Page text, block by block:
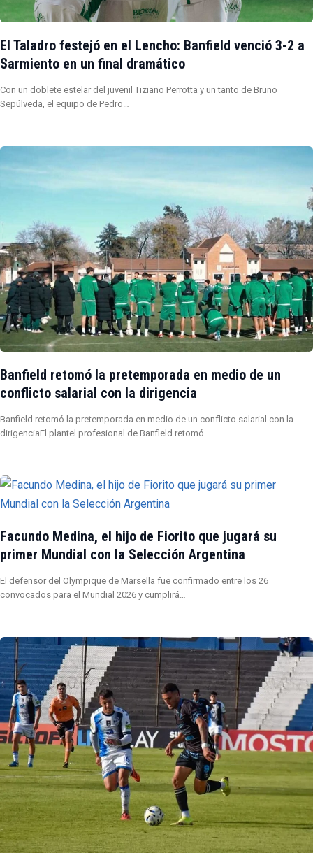
El Taladro festejó en el Lencho: Banfield venció 3-2 a
Sarmiento en un final dramático
Con un doblete estelar del juvenil Tiziano Perrotta y un tanto de Bruno
Sepúlveda, el equipo de Pedro…
Banfield retomó la pretemporada en medio de un
conflicto salarial con la dirigencia
Banfield retomó la pretemporada en medio de un conflicto salarial con la
dirigenciaEl plantel profesional de Banfield retomó…
Facundo Medina, el hijo de Fiorito que jugará su
primer Mundial con la Selección Argentina
El defensor del Olympique de Marsella fue confirmado entre los 26
convocados para el Mundial 2026 y cumplirá…